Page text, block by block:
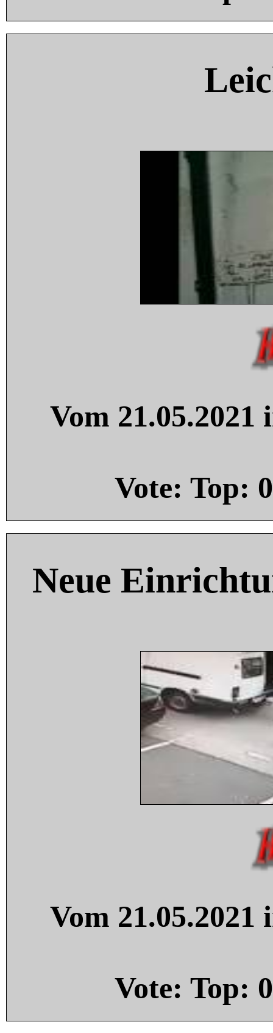
Vom
Vote: Top: 0
Neue
Vom
Vote: Top: 0